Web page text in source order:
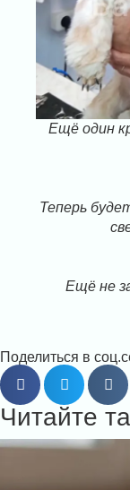
Ещё один
Теперь
Ещё не
Поделиться в
Читайте